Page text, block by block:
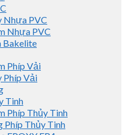
Nhựa PVC
Nhựa PVC
Bakelite
Phíp Vải
Phíp Vải
Tinh
Phíp Thủy Tinh
Phíp Thủy Tinh